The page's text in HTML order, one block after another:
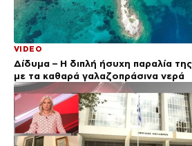
VIDEO
Δίδυμα – Η διπλή ήσυχη παραλία
με τα καθαρά γαλαζοπράσινα νερά